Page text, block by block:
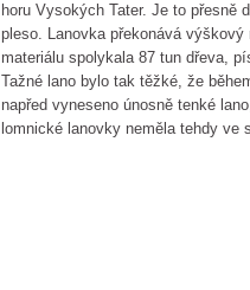
horu Vysokých Tater. Je to přesně
pleso. Lanovka překonává
materiálu spolykala 87 tun dřeva,
Tažné lano bylo tak těžké, že
napřed vyneseno únosně tenké
lomnické lanovky neměla tehdy ve